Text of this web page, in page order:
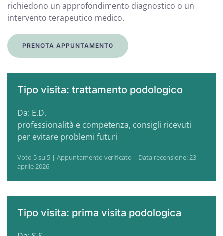
richiedono un approfondimento diagnostico o un
intervento terapeutico medico.
PRENOTA APPUNTAMENTO
Tipo visita: trattamento podologico
Da: E.D.
professionalità e competenza, consigli ricevuti
per evitare problemi futuri
Voto 5 su 5 | Appuntamento verificato | Data recensione: 23
aprile 2026
Tipo visita: prima visita podologica